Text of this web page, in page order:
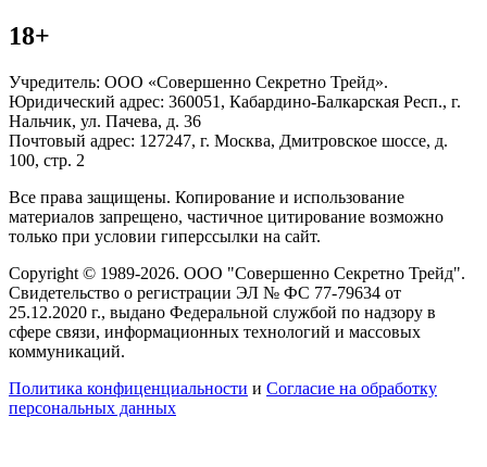
18+
Учредитель: ООО «Совершенно Секретно Трейд».
Юридический адрес: 360051, Кабардино-Балкарская Респ., г.
Нальчик, ул. Пачева, д. 36
Почтовый адрес: 127247, г. Москва, Дмитровское шоссе, д.
100, стр. 2
Все права защищены. Копирование и использование
материалов запрещено, частичное цитирование возможно
только при условии гиперссылки на сайт.
Copyright © 1989-2026. ООО "Совершенно Секретно Трейд".
Свидетельство о регистрации ЭЛ № ФС 77-79634 от
25.12.2020 г., выдано Федеральной службой по надзору в
сфере связи, информационных технологий и массовых
коммуникаций.
Политика конфиценциальности и Согласие на обработку
персональных данных